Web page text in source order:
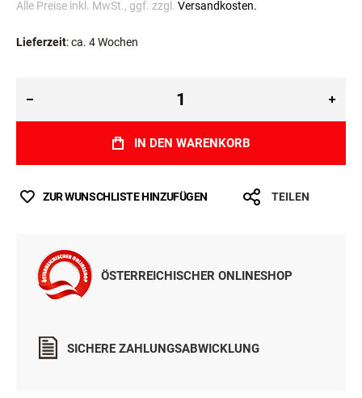
Alle Preise inkl. MwSt., ggf. zzgl. Versandkosten.
Lieferzeit: ca. 4 Wochen
IN DEN WARENKORB
ZUR WUNSCHLISTE HINZUFÜGEN TEILEN
ÖSTERREICHISCHER ONLINESHOP
SICHERE ZAHLUNGSABWICKLUNG